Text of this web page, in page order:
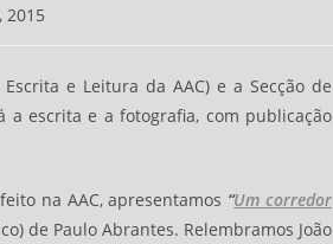
2015
e Leitura da AAC) e a Secção de
a escrita e a fotografia, com publicação
na AAC, apresentamos “Um corredor
de Paulo Abrantes. Relembramos João